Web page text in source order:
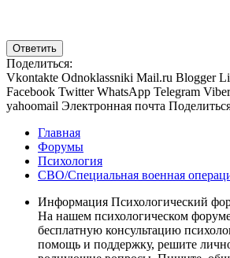
Ответить
Поделиться:
Vkontakte Odnoklassniki Mail.ru Blogger
Facebook Twitter WhatsApp Telegram Viber
yahoomail Электронная почта
Главная
Форумы
Психология
СВО/Специальная военная
Информация Психологический
На нашем психологическом
бесплатную консультацию
помощь и поддержку, решите